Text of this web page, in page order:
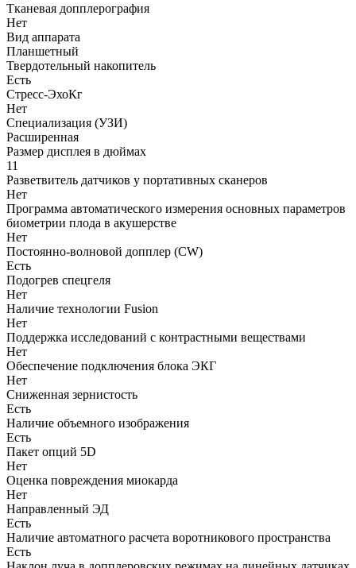
Тканевая допплерография
Нет
Вид аппарата
Планшетный
Твердотельный накопитель
Есть
Стресс-ЭхоКг
Нет
Специализация (УЗИ)
Расширенная
Размер дисплея в дюймах
11
Разветвитель датчиков у портативных сканеров
Нет
Программа автоматического измерения основных параметров
биометрии плода в акушерстве
Нет
Постоянно-волновой допплер (CW)
Есть
Подогрев спецгеля
Нет
Наличие технологии Fusion
Нет
Поддержка исследований с контрастными веществами
Нет
Обеспечение подключения блока ЭКГ
Нет
Сниженная зернистость
Есть
Наличие объемного изображения
Есть
Пакет опций 5D
Нет
Оценка повреждения миокарда
Нет
Направленный ЭД
Есть
Наличие автоматного расчета воротникового пространства
Есть